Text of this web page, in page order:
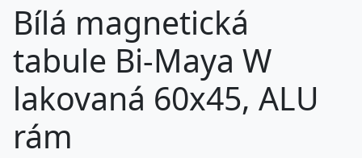
Bílá magnetická
tabule Bi-Maya W
lakovaná 60x45, ALU
rám